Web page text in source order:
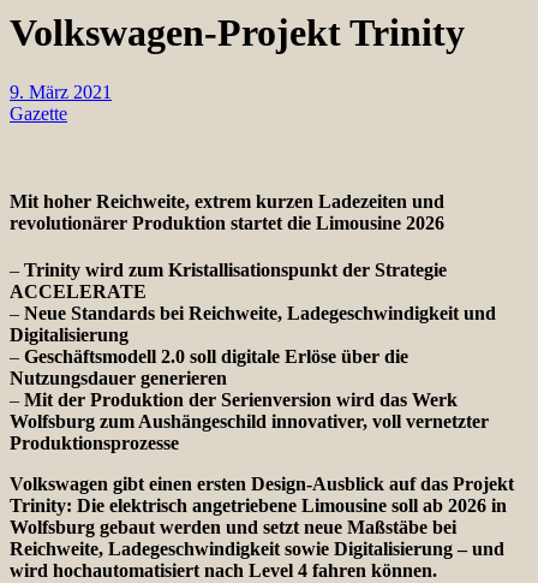
Volkswagen-Projekt Trinity
9. März 2021
Gazette
Mit hoher Reichweite, extrem kurzen Ladezeiten und
revolutionärer Produktion startet die Limousine 2026
– Trinity wird zum Kristallisationspunkt der Strategie
ACCELERATE
– Neue Standards bei Reichweite, Ladegeschwindigkeit und
Digitalisierung
– Geschäftsmodell 2.0 soll digitale Erlöse über die
Nutzungsdauer generieren
– Mit der Produktion der Serienversion wird das Werk
Wolfsburg zum Aushängeschild innovativer, voll vernetzter
Produktionsprozesse
Volkswagen gibt einen ersten Design-Ausblick auf das Projekt
Trinity: Die elektrisch angetriebene Limousine soll ab 2026 in
Wolfsburg gebaut werden und setzt neue Maßstäbe bei
Reichweite, Ladegeschwindigkeit sowie Digitalisierung – und
wird hochautomatisiert nach Level 4 fahren können.